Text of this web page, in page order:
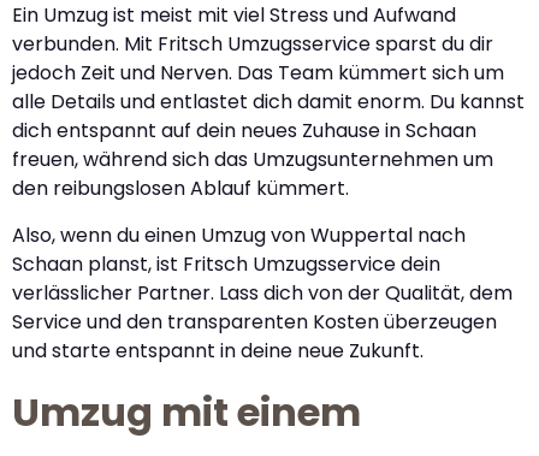
Ein Umzug ist meist mit viel Stress und Aufwand
verbunden. Mit Fritsch Umzugsservice sparst du dir
jedoch Zeit und Nerven. Das Team kümmert sich um
alle Details und entlastet dich damit enorm. Du kannst
dich entspannt auf dein neues Zuhause in Schaan
freuen, während sich das Umzugsunternehmen um
den reibungslosen Ablauf kümmert.
Also, wenn du einen Umzug von Wuppertal nach
Schaan planst, ist Fritsch Umzugsservice dein
verlässlicher Partner. Lass dich von der Qualität, dem
Service und den transparenten Kosten überzeugen
und starte entspannt in deine neue Zukunft.
Umzug mit einem